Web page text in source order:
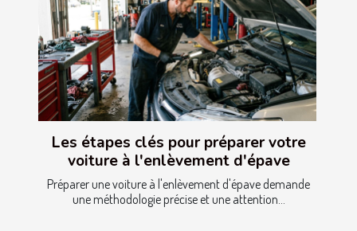
Les étapes clés pour préparer votre
voiture à l'enlèvement d'épave
Préparer une voiture à l'enlèvement d'épave demande
une méthodologie précise et une attention...